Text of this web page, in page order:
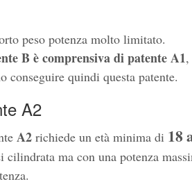
peso potenza molto limitato.
B è comprensiva di patente A1
conseguire quindi questa patente.
A2
A2 richiede un età minima di 18
cilindrata ma con una potenza